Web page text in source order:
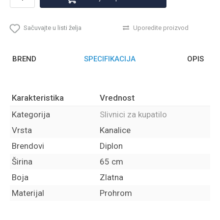
Sačuvajte u listi želja Uporedite proizvod
BREND SPECIFIKACIJA OPIS
Karakteristika
Vrednost
Kategorija
Slivnici za kupatilo
Vrsta
Kanalice
Brendovi
Diplon
Širina
65 cm
Boja
Zlatna
Materijal
Prohrom